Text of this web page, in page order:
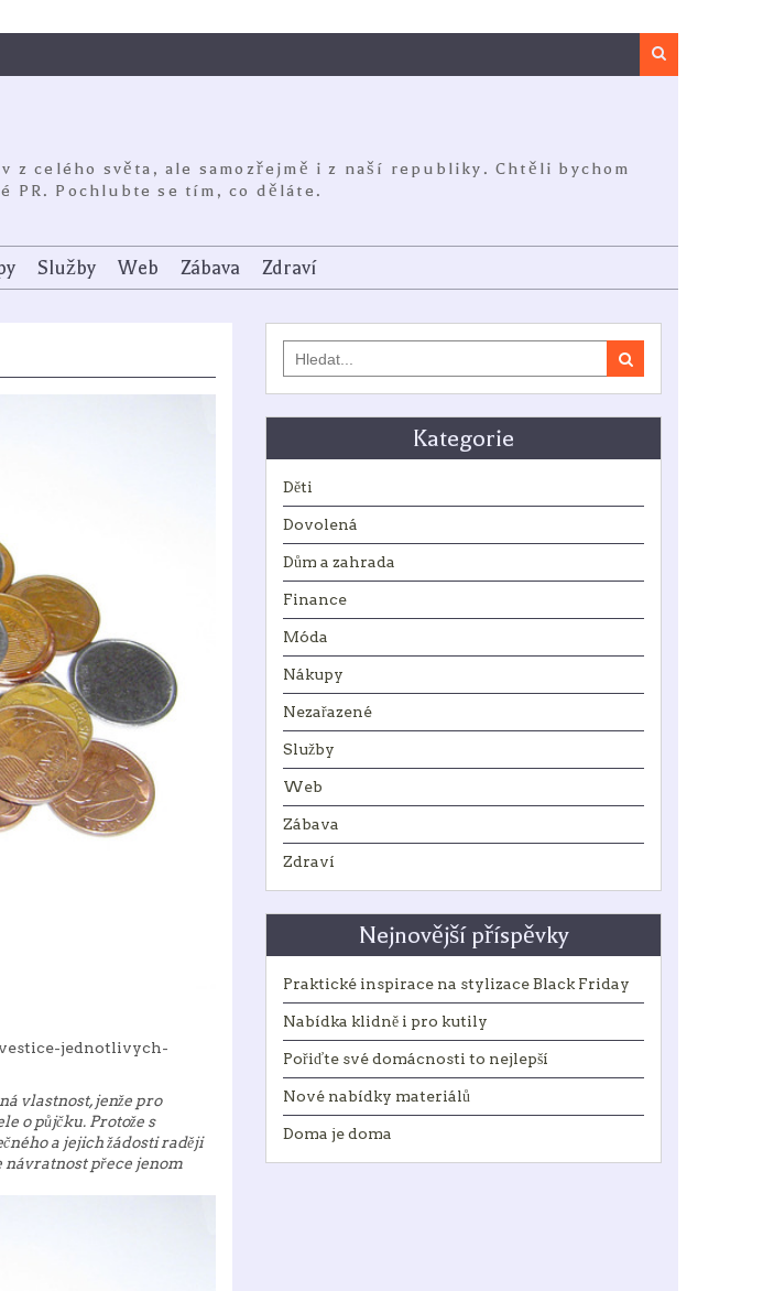
celého světa, ale samozřejmě i z naší republiky. Chtěli bychom
PR. Pochlubte se tím, co děláte.
Služby Web Zábava Zdraví
jednotlivych-
vlastnost, jenže pro
o půjčku. Protože s
a jejich žádosti raději
návratnost přece jenom
for:
Kategorie
Děti
Dovolená
Dům a zahrada
Finance
Móda
Nákupy
Nezařazené
Služby
Web
Zábava
Zdraví
Nejnovější příspěvky
Praktické inspirace na stylizace Black Friday
Nabídka klidně i pro kutily
Pořiďte své domácnosti to nejlepší
Nové nabídky materiálů
Doma je doma